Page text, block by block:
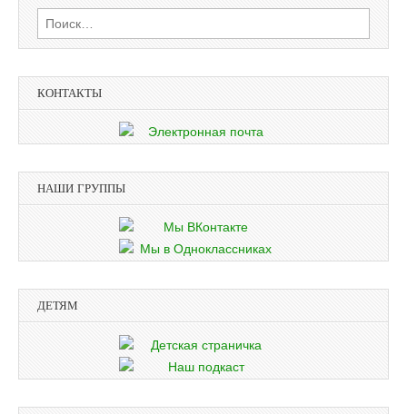
Найти:
КОНТАКТЫ
НАШИ ГРУППЫ
ДЕТЯМ